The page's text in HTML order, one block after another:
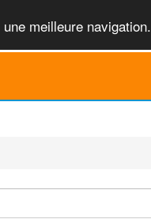
meilleure navigation.